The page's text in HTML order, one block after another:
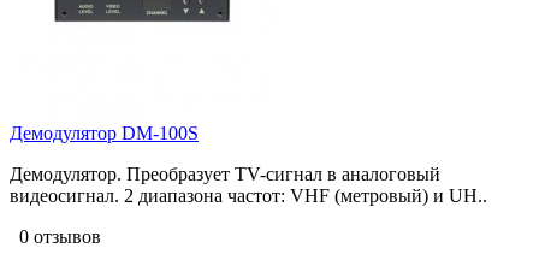
Демодулятор DM-100S
Демодулятор. Преобразует TV-сигнал в аналоговый
видеосигнал. 2 диапазона частот: VHF (метровый) и UH..
0 отзывов